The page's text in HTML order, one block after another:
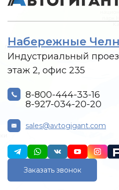
Набережные
Индустриальный
этаж 2, офис 235
8-800-444-33-16
8-927-034-20-20
sales@avtogigant.com
Заказать звонок